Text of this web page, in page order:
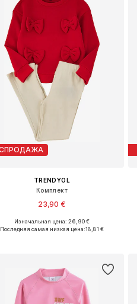
TRENDYOL
Комплект
23,90 €
Доступные размеры: 152-158
Изначальная цена: 26,90 €
Последняя самая низкая цена:18,81 €